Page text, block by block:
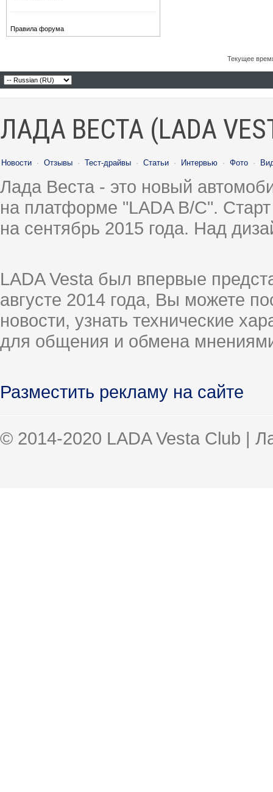
Правила форума
Текущее
ЛАДА ВЕСТА (LADA
Новости · Отзывы · Тест-драйвы · Статьи · Интервью · Фото ·
Лада Веста - это новый
на платформе "LADA B/C".
на сентябрь 2015 года. Над
LADA Vesta был впервые
августе 2014 года, Вы можете
новости, узнать технические
для общения и обмена
Разместить рекламу на сайте
© 2014-2020 LADA Vesta Club |